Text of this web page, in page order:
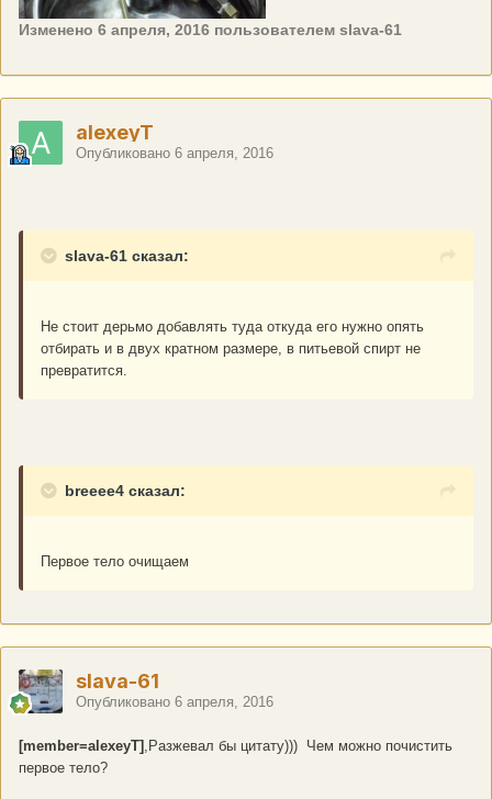
Изменено 6 апреля, 2016 пользователем slava-61
alexeyT
Опубликовано 6 апреля, 2016
slava-61 сказал:
Не стоит дерьмо добавлять туда откуда его нужно опять
отбирать и в двух кратном размере, в питьевой спирт не
превратится.
breeee4 сказал:
Первое тело очищаем
slava-61
Опубликовано 6 апреля, 2016
[member=alexeyT] ,Разжевал бы цитату))) Чем можно почистить
первое тело?